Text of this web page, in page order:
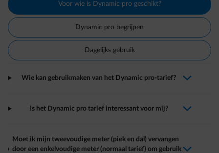
Voor wie is Dynamic pro geschikt?
Dynamic pro begrijpen
Dagelijks gebruik
Wie kan gebruikmaken van het Dynamic pro-tarief? arrow-down-fwd
Is het Dynamic pro tarief interessant voor mij? arrow-down-fwd
Moet ik mijn tweevoudige meter (piek en dal) vervangen
door een enkelvoudige meter (normaal tarief) om gebruik arrow-down-fwd